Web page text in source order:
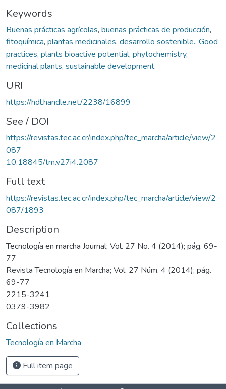
Keywords
Buenas prácticas agrícolas, buenas prácticas de producción,
fitoquímica, plantas medicinales, desarrollo sostenible., Good
practices, plants bioactive potential, phytochemistry,
medicinal plants, sustainable development.
URI
https://hdl.handle.net/2238/16899
See / DOI
https://revistas.tec.ac.cr/index.php/tec_marcha/article/view/2
087
10.18845/tm.v27i4.2087
Full text
https://revistas.tec.ac.cr/index.php/tec_marcha/article/view/2
087/1893
Description
Tecnología en marcha Journal; Vol. 27 No. 4 (2014); pág. 69-
77
Revista Tecnología en Marcha; Vol. 27 Núm. 4 (2014); pág.
69-77
2215-3241
0379-3982
Collections
Tecnología en Marcha
Full item page